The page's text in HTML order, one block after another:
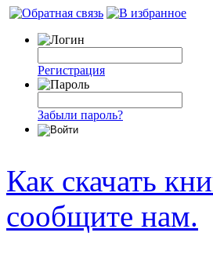
Регистрация
Забыли пароль?
Как скачать
сообщите нам.